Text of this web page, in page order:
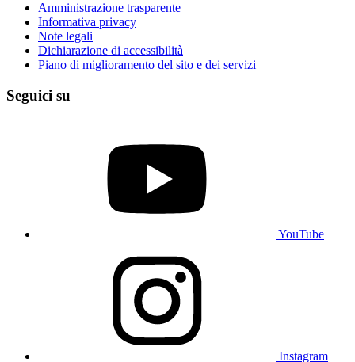
Amministrazione trasparente
Informativa privacy
Note legali
Dichiarazione di accessibilità
Piano di miglioramento del sito e dei servizi
Seguici su
YouTube
Instagram